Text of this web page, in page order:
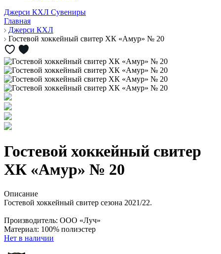
Джерси КХЛ Сувениры
Главная
Джерси КХЛ
Гостевой хоккейный свитер ХК «Амур» № 20
Гостевой хоккейный свитер
ХК «Амур» № 20
Описание
Гостевой хоккейный свитер сезона 2021/22.
Производитель: ООО «Луч»
Материал: 100% полиэстер
Нет в наличии